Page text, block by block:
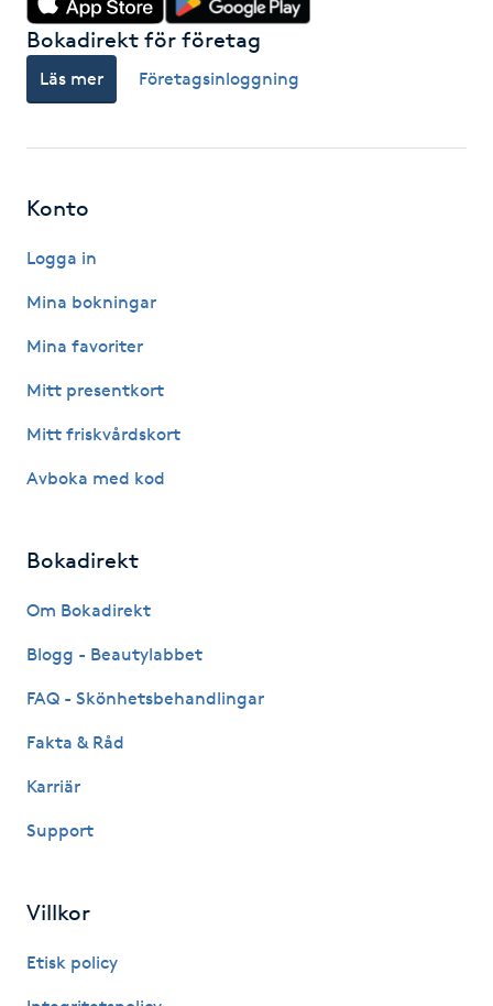
Kinesiologi
Klippning
Klippning & Slingor
Koppningsmassage
Kostrådgivning
Kroppsinpackning
Käkledsbehandling
Lashlift Keratin
Bokadirekt för företag
Läs mer Företagsinloggning
Konto
Logga in
Mina bokningar
Mina favoriter
Mitt presentkort
Mitt friskvårdskort
Avboka med kod
Bokadirekt
Om Bokadirekt
Blogg - Beautylabbet
FAQ - Skönhetsbehandlingar
Fakta & Råd
Karriär
Support
Villkor
Etisk policy